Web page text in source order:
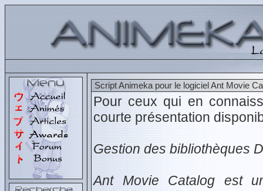
Script Animeka pour le logiciel Ant Movie
Pour ceux qui en
courte présentation
Gestion des bibliothèques
Ant Movie Catalog est